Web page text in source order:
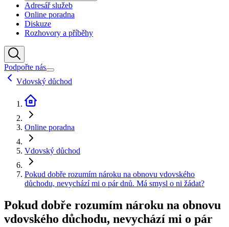
Adresář služeb
Online poradna
Diskuze
Rozhovory a příběhy
Podpořte nás
Vdovský důchod
Online poradna
Vdovský důchod
Pokud dobře rozumím nároku na obnovu vdovského
důchodu, nevychází mi o pár dnů. Má smysl o ni žádat?
Pokud dobře rozumím nároku na obnovu
vdovského důchodu, nevychází mi o pár